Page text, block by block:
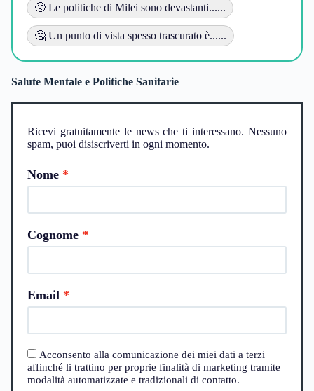
🙁 Le politiche di Milei sono devastanti......
🤔 Un punto di vista spesso trascurato è......
Salute Mentale e Politiche Sanitarie
Ricevi gratuitamente le news che ti interessano. Nessuno
spam, puoi disiscriverti in ogni momento.
Nome
Cognome
Email
Acconsento alla comunicazione dei miei dati a terzi
affinché li trattino per proprie finalità di marketing tramite
modalità automatizzate e tradizionali di contatto.